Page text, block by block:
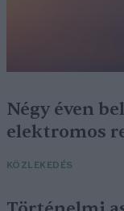
Négy éven
elektromos
KÖZLEKEDÉS